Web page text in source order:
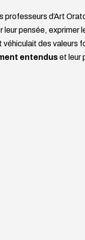
d’Art
pensée, exprimer
des valeurs
entenduset leur